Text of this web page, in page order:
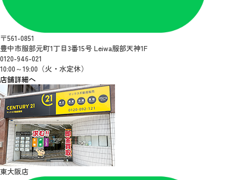
〒561-0851
豊中市服部元町1丁目3番15号 Leiwa服部天神1F
0120-946-021
10:00～19:00（火・水定休）
店舗詳細へ
東大阪店